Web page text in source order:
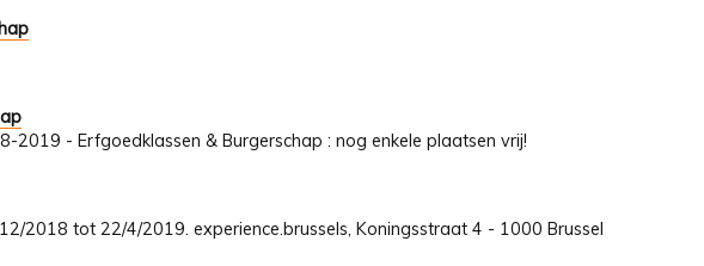
2019 - Erfgoedklassen & Burgerschap : nog enkele plaatsen vrij!
2018 tot 22/4/2019. experience.brussels, Koningsstraat 4 - 1000 Brussel